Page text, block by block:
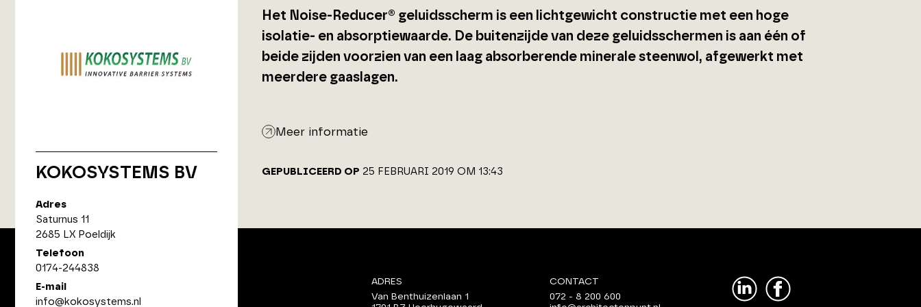
KOKOSYSTEMS BV
Adres
Saturnus 11
2685 LX Poeldijk
Telefoon
0174-244838
E-mail
info@kokosystems.nl
Het Noise-Reducer® geluidsscherm is een lichtgewicht constructie met een hoge
isolatie- en absorptiewaarde. De buitenzijde van deze geluidsschermen is aan één of
beide zijden voorzien van een laag absorberende minerale steenwol, afgewerkt met
meerdere gaaslagen.
Meer informatie
GEPUBLICEERD OP 25 FEBRUARI 2019 OM 13:43
van XYTO Media B.V.
ADRES
Van Benthuizenlaan 1
CONTACT
072 - 8 200 600